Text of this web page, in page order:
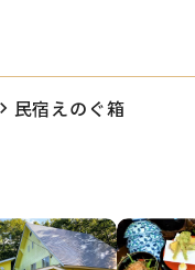
民宿えのぐ箱